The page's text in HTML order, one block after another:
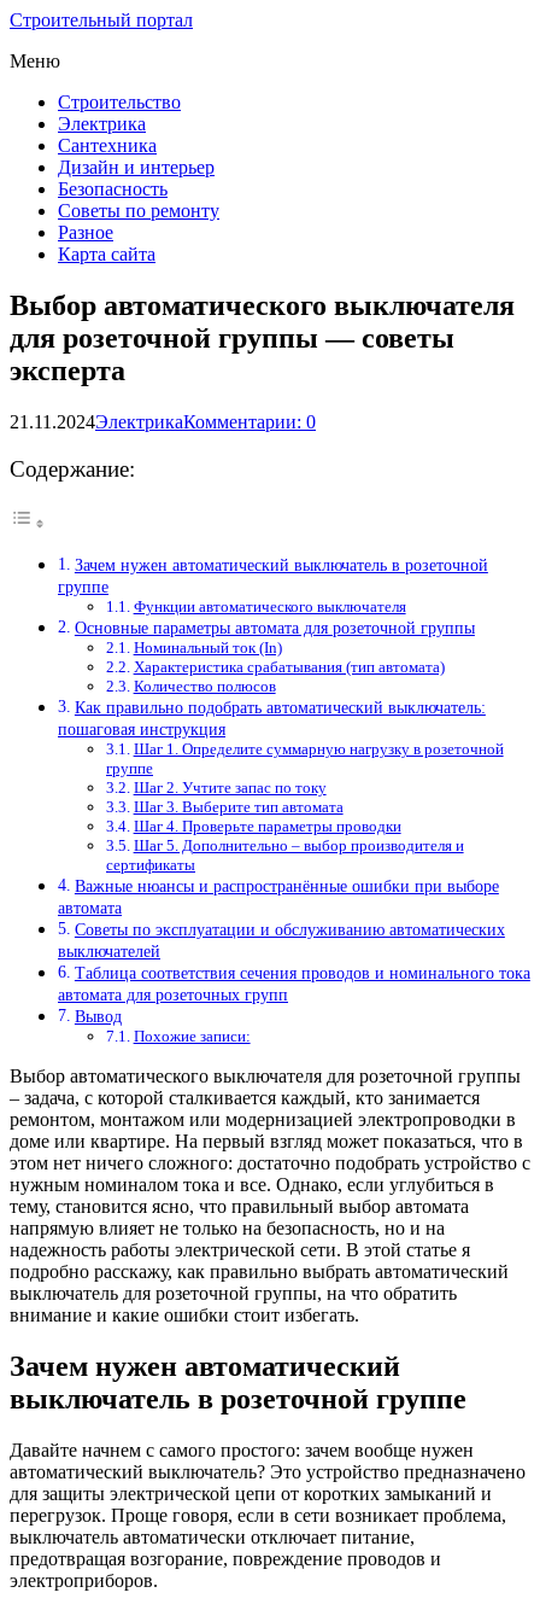
Строительный портал
Меню
Строительство
Электрика
Сантехника
Дизайн и интерьер
Безопасность
Советы по ремонту
Разное
Карта сайта
Выбор автоматического выключателя
для розеточной группы — советы
эксперта
21.11.2024ЭлектрикаКомментарии: 0
Содержание:
Зачем нужен автоматический выключатель в розеточной
группе
Функции автоматического выключателя
Основные параметры автомата для розеточной группы
Номинальный ток (In)
Характеристика срабатывания (тип автомата)
Количество полюсов
Как правильно подобрать автоматический выключатель:
пошаговая инструкция
Шаг 1. Определите суммарную нагрузку в розеточной
группе
Шаг 2. Учтите запас по току
Шаг 3. Выберите тип автомата
Шаг 4. Проверьте параметры проводки
Шаг 5. Дополнительно – выбор производителя и
сертификаты
Важные нюансы и распространённые ошибки при выборе
автомата
Советы по эксплуатации и обслуживанию автоматических
выключателей
Таблица соответствия сечения проводов и номинального тока
автомата для розеточных групп
Вывод
Похожие записи:
Выбор автоматического выключателя для розеточной группы
– задача, с которой сталкивается каждый, кто занимается
ремонтом, монтажом или модернизацией электропроводки в
доме или квартире. На первый взгляд может показаться, что в
этом нет ничего сложного: достаточно подобрать устройство с
нужным номиналом тока и все. Однако, если углубиться в
тему, становится ясно, что правильный выбор автомата
напрямую влияет не только на безопасность, но и на
надежность работы электрической сети. В этой статье я
подробно расскажу, как правильно выбрать автоматический
выключатель для розеточной группы, на что обратить
внимание и какие ошибки стоит избегать.
Зачем нужен автоматический
выключатель в розеточной группе
Давайте начнем с самого простого: зачем вообще нужен
автоматический выключатель? Это устройство предназначено
для защиты электрической цепи от коротких замыканий и
перегрузок. Проще говоря, если в сети возникает проблема,
выключатель автоматически отключает питание,
предотвращая возгорание, повреждение проводов и
электроприборов.